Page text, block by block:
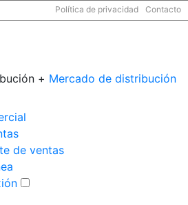
Política de privacidad Contacto
+ Mercado de distribución
de ventas